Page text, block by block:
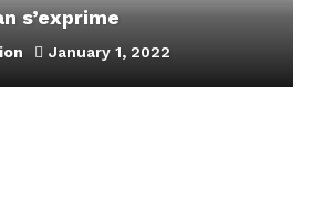
s’exprime
January 1, 2022